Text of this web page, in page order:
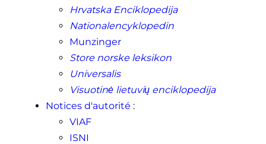
Hrvatska Enciklopedija
Nationalencyklopedin
Munzinger
Store norske leksikon
Universalis
Visuotinė lietuvių enciklopedija
Notices d'autorité :
VIAF
ISNI